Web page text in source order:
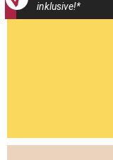
inklusive!*